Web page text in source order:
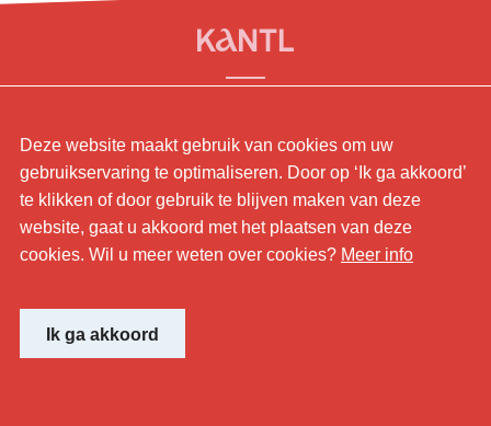
Contact.
Disclaimer.
Privaybeleid.
Deze website maakt gebruik van cookies om uw
gebruikservaring te optimaliseren. Door op ‘Ik ga akkoord’
te klikken of door gebruik te blijven maken van deze
website, gaat u akkoord met het plaatsen van deze
cookies. Wil u meer weten over cookies? Meer info
Ik ga akkoord